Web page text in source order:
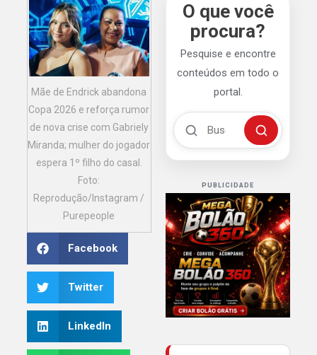
Mãe de Endrick abandona
Copa 2026 e reforça rumor
de nova crise com Gabriely
Miranda; mulher do jogador
espera 1º filho do casal.
Foto:
Reprodução/Instagram /
Purepeople
Facebook
Twitter
LinkedIn
O que você
procura?
Pesquise e encontre
conteúdos em todo o
portal.
Buscar no Mengão 360
Buscar
PUBLICIDADE